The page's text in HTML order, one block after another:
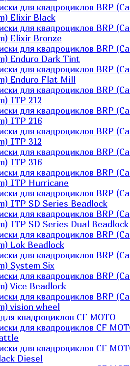
для квадроциклов BRP
Elixir Black
для квадроциклов BRP
Elixir Bronze
для квадроциклов BRP
Enduro Dark Tint
для квадроциклов BRP
Enduro Flat Mill
для квадроциклов BRP
ITP 212
для квадроциклов BRP
ITP 216
для квадроциклов BRP
ITP 312
для квадроциклов BRP
ITP 316
для квадроциклов BRP
ITP Hurricane
для квадроциклов BRP
ITP SD Series Beadlock
для квадроциклов BRP
ITP SD Series Dual Beadlock
для квадроциклов BRP
Lok Beadlock
для квадроциклов BRP
System Six
для квадроциклов BRP
Vice Beadlock
для квадроциклов BRP
vision wheel
квадроциклов CF MOTO
для квадроциклов CF
для квадроциклов CF
Diesel